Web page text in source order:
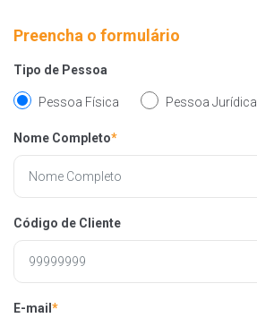
Preencha o formulário
Tipo de Pessoa
Pessoa Física Pessoa Jurídica
Nome Completo*
Código de Cliente
E-mail *